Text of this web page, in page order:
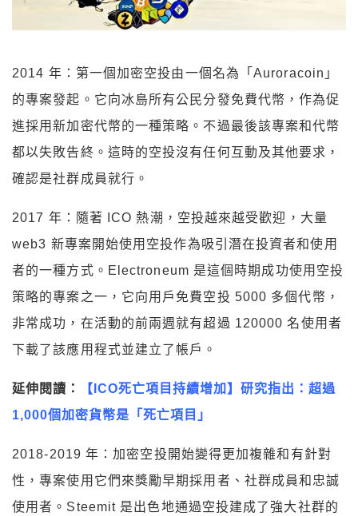
2014 年：第一個加密空投由一個名為「Auroracoin」
的專案發起。它向冰島所有公民分發免費代幣，作為促
進採用新加密代幣的一種策略。不過最後該專案和代幣
都以失敗告終。這時的空投沒有任何互動及其他要求，
確認是社群成員就行。
2017 年：隨著 ICO 熱潮，空投越來越受歡迎，大量
web3 新專案開始使用空投作為吸引潛在投資者和使用
者的一種方式。Electroneum 是這個時期成功使用空投
策略的專案之一，它向用戶免費空投 5000 多個代幣，
非常成功，在活動的前兩週就有超過 120000 名使用者
下載了該應用程式並建立了帳戶。
延伸閱讀：
【ICO死亡項目持續增加】研究指出：超過
1,000個加密貨幣是「死亡項目」
2018-2019 年：加密空投開始變得更加複雜和有針對
性，專案使用它們來獎勵早期採用者、社群成員和忠誠
使用者。Steemit 是出色地通過空投建成了強大社群的